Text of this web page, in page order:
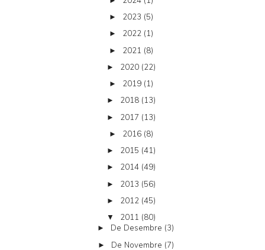
► 2023 (5)
► 2022 (1)
► 2021 (8)
► 2020 (22)
► 2019 (1)
► 2018 (13)
► 2017 (13)
► 2016 (8)
► 2015 (41)
► 2014 (49)
► 2013 (56)
► 2012 (45)
▼ 2011 (80)
► De Desembre (3)
► De Novembre (7)